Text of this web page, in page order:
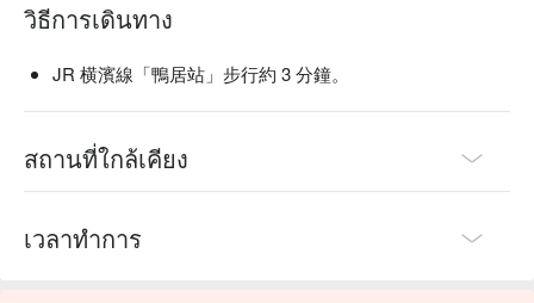
วิธีการเดินทาง
JR 横濱線「鴨居站」步行約 3 分鐘。
สถานที่ใกล้เคียง
เวลาทำการ